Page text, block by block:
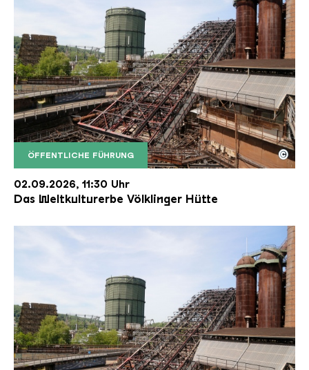
ÖFFENTLICHE FÜHRUNG
Der Erzschrägaufzug der Völklinger Hütte mit
Copyright: Weltkulturerbe Völklinger Hütte | Karl
©
02.09.2026, 11:30 Uhr
Das Weltkulturerbe Völklinger Hütte